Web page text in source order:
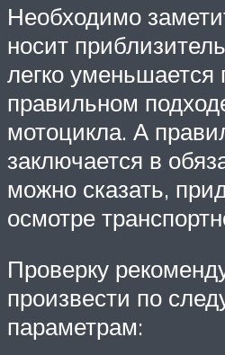
Необходимо
носит
легко уменьшается
правильном
мотоцикла. А
заключается в
можно сказать,
осмотре
Проверку
произвести по
параметрам: